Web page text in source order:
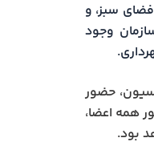
سبز، و
وجود
حضور
همه اعضا،
بود.